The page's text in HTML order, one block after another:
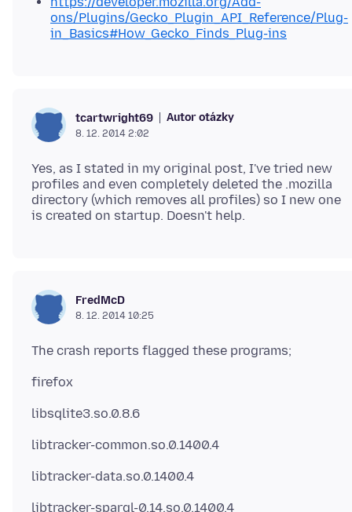
ons/Plugins/Gecko_Plugin_API_Reference/Plug-
in_Basics#How_Gecko_Finds_Plug-ins
tcartwright69 Autor otázky
8. 12. 2014 2:02
Yes, as I stated in my original post, I've tried new
profiles and even completely deleted the .mozilla
directory (which removes all profiles) so I new one
FredMcD
8. 12. 2014 10:25